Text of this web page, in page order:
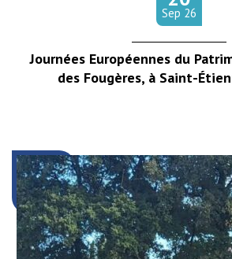
Journées Européennes du
des Fougères, à Saint-
Sep tembre
26